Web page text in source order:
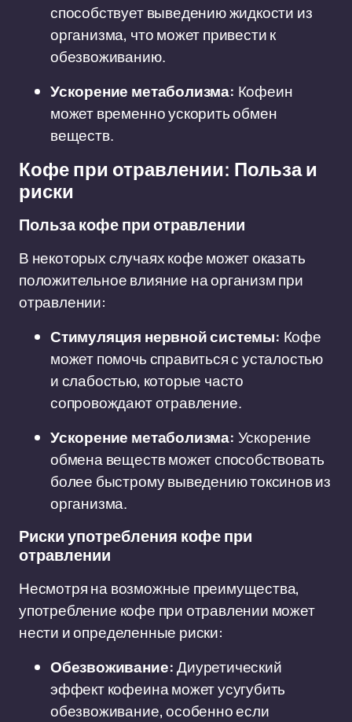
способствует выведению жидкости из
организма, что может привести к
обезвоживанию.
Ускорение метаболизма: Кофеин
может временно ускорить обмен
веществ.
Кофе при отравлении: Польза и
риски
Польза кофе при отравлении
В некоторых случаях кофе может оказать
положительное влияние на организм при
отравлении:
Стимуляция нервной системы: Кофе
может помочь справиться с усталостью
и слабостью, которые часто
сопровождают отравление.
Ускорение метаболизма: Ускорение
обмена веществ может способствовать
более быстрому выведению токсинов из
организма.
Риски употребления кофе при
отравлении
Несмотря на возможные преимущества,
употребление кофе при отравлении может
нести и определенные риски:
Обезвоживание:Диуретический
эффект кофеина может усугубить
обезвоживание, особенно если